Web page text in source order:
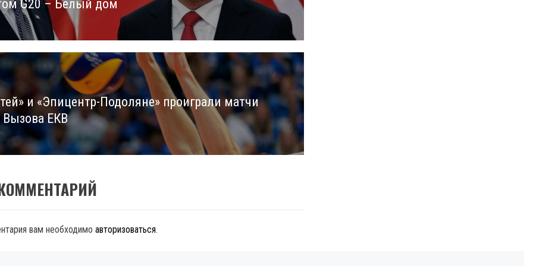
G20 – Белый дом
и «Эпицентр-Подоляне» проиграли матчи
Вызова ЕКВ
вам необходимо авторизоваться.